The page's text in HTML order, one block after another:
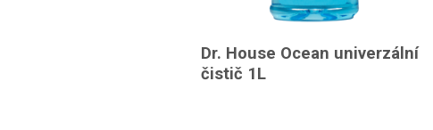
Dr. House Ocean univerzální
čistič 1L